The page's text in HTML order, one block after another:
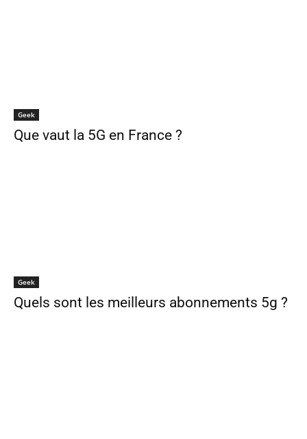
Geek
Que vaut la 5G en France ?
Geek
Quels sont les meilleurs abonnements 5g ?